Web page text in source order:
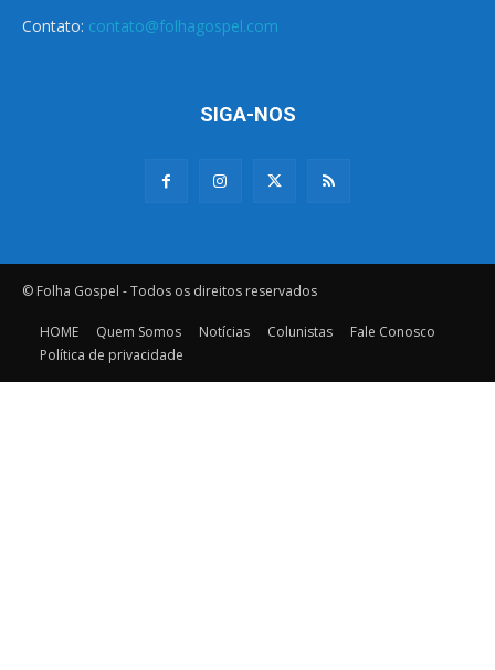
Contato: contato@folhagospel.com
SIGA-NOS
© Folha Gospel - Todos os direitos reservados
HOME Quem Somos Notícias Colunistas
Fale Conosco
Política de privacidade